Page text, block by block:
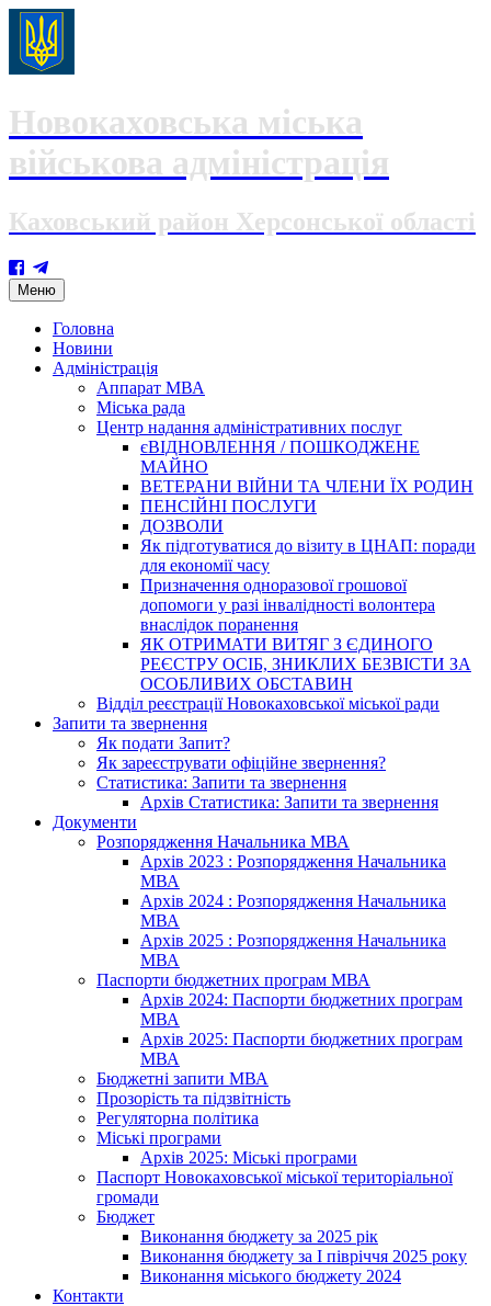
Новокаховська міська
військова адміністрація
Каховський район Херсонської області
Меню Skip
to
content
Головна
Новини
Адміністрація
Аппарат МВА
Міська рада
Центр надання адміністративних послуг
єВІДНОВЛЕННЯ / ПОШКОДЖЕНЕ
МАЙНО
ВЕТЕРАНИ ВІЙНИ ТА ЧЛЕНИ ЇХ РОДИН
ПЕНСІЙНІ ПОСЛУГИ
ДОЗВОЛИ
Як підготуватися до візиту в ЦНАП: поради
для економії часу
Призначення одноразової грошової
допомоги у разі інвалідності волонтера
внаслідок поранення
ЯК ОТРИМАТИ ВИТЯГ З ЄДИНОГО
РЕЄСТРУ ОСІБ, ЗНИКЛИХ БЕЗВІСТИ ЗА
ОСОБЛИВИХ ОБСТАВИН
Відділ реєстрації Новокаховської міської ради
Запити та звернення
Як подати Запит?
Як зареєструвати офіційне звернення?
Статистика: Запити та звернення
Архів Статистика: Запити та звернення
Документи
Розпорядження Начальника МВА
Архів 2023 : Розпорядження Начальника
МВА
Архів 2024 : Розпорядження Начальника
МВА
Архів 2025 : Розпорядження Начальника
МВА
Паспорти бюджетних програм МВА
Архів 2024: Паспорти бюджетних програм
МВА
Архів 2025: Паспорти бюджетних програм
МВА
Бюджетні запити МВА
Прозорість та підзвітність
Регуляторна політика
Міські програми
Архів 2025: Міські програми
Паспорт Новокаховської міської територіальної
громади
Бюджет
Виконання бюджету за 2025 рік
Виконання бюджету за І півріччя 2025 року
Виконання міського бюджету 2024
Контакти